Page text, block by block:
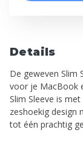
Details
De geweven Slim
voor je MacBook
Slim Sleeve is
zeshoekig design
tot één prachtig